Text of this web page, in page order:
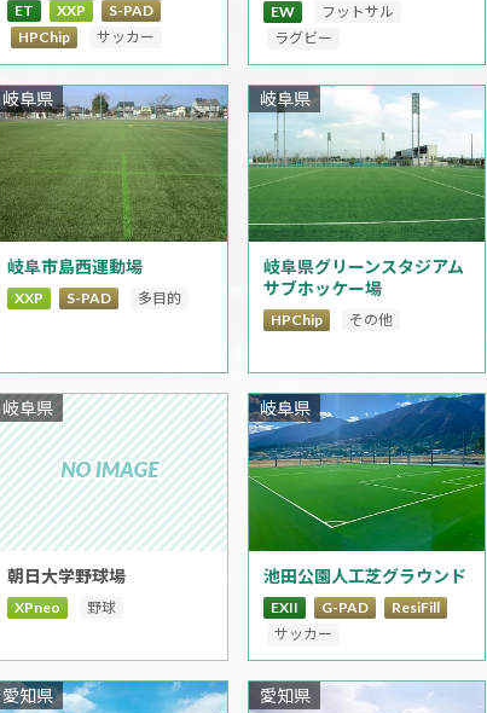
ET XXP
S-PAD
HPChip
サッカー
EW
フットサル
ラグビー
岐阜市島西運動場
岐阜県
XXP S-PAD 多目的
岐阜県グリーンスタジアム
サブホッケー場
岐阜県
HPChip その他
朝日大学野球場
岐阜県
XPneo 野球
池田公園人工芝グラウンド
岐阜県
EXII G-PAD
ResiFill
サッカー
愛知県 愛知県